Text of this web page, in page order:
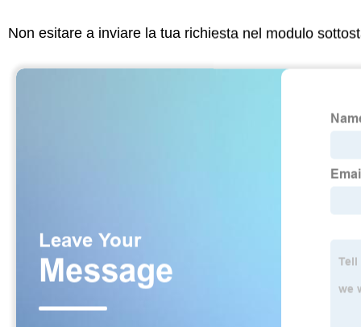
Non esitare a inviare la tua richiesta nel modulo